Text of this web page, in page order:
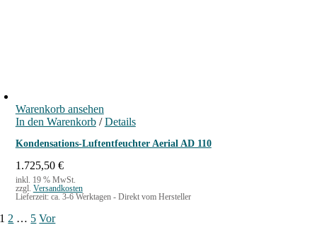
Warenkorb ansehen
In den Warenkorb / Details
Kondensations-Luftentfeuchter Aerial AD 110
1.725,50 €
inkl. 19 % MwSt.
zzgl. Versandkosten
Lieferzeit: ca. 3-6 Werktagen - Direkt vom Hersteller
1 2 … 5 Vor